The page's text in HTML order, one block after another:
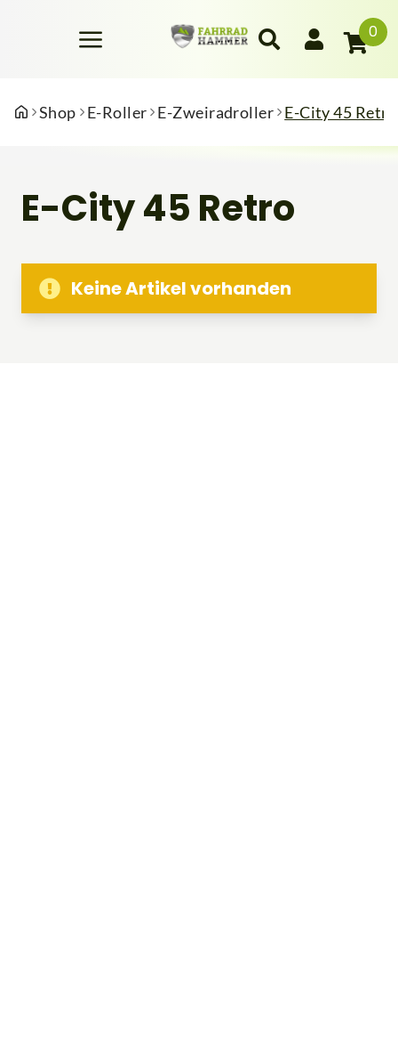
0
Shop E-Roller E-Zweiradroller E-City 45 Retro
E-City 45 Retro
Keine Artikel vorhanden